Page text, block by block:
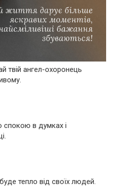
твій ангел-охоронець
в думках і
тепло від своїх людей.